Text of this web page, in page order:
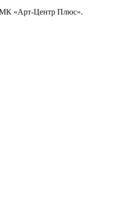
«Арт-Центр Плюс».